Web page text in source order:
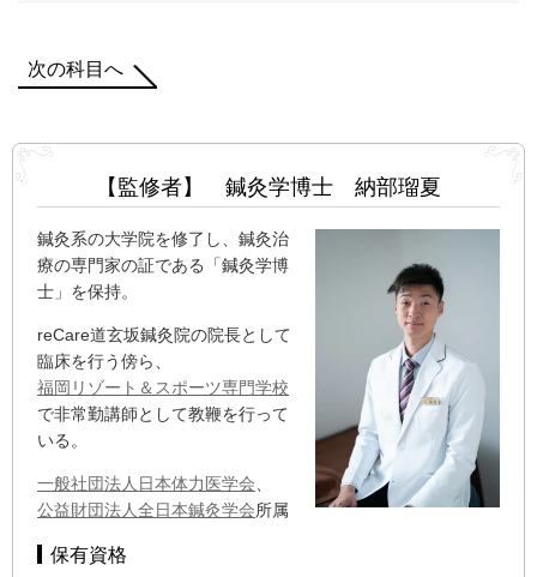
次の科目へ
【監修者】 鍼灸学博士 納部瑠夏
鍼灸系の大学院を修了し、鍼灸治
療の専門家の証である「鍼灸学博
士」を保持。
reCare道玄坂鍼灸院の院長として
臨床を行う傍ら、
福岡リゾート＆スポーツ専門学校
で非常勤講師として教鞭を行って
いる。
一般社団法人日本体力医学会
公益財団法人全日本鍼灸学会所属
保有資格